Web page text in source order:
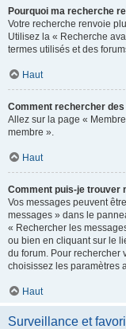
Pourquoi ma recherche
Votre recherche renvoie
Utilisez la « Recherche
termes utilisés et des
Haut
Comment rechercher
Allez sur la page «
membre ».
Haut
Comment puis-je trouver
Vos messages peuvent
messages » dans le
« Rechercher les
ou bien en cliquant sur le
du forum. Pour rechercher
choisissez les paramètres
Haut
Surveillance et